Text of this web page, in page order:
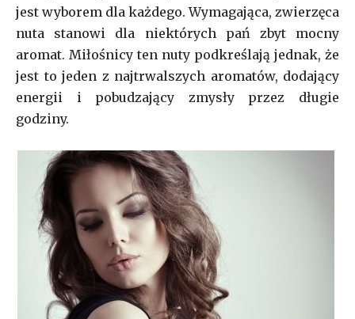
jest wyborem dla każdego. Wymagająca, zwierzęca
nuta stanowi dla niektórych pań zbyt mocny
aromat. Miłośnicy ten nuty podkreślają jednak, że
jest to jeden z najtrwalszych aromatów, dodający
energii i pobudzający zmysły przez długie
godziny.